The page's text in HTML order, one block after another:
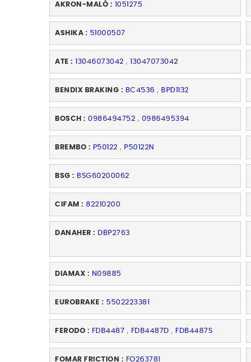
AKRON-MALÒ : 1051275
ASHIKA : 51000507
ATE : 13046073042 , 13047073042
BENDIX BRAKING : BC4536 , BPD1132
BOSCH : 0986494752 , 0986495394
BREMBO : P50122 , P50122N
BSG : BSG60200062
CIFAM : 82210200
DANAHER : DBP2763
DIAMAX : N09885
EUROBRAKE : 5502223381
FERODO : FDB4487 , FDB4487D , FDB4487S
FOMAR FRICTION : FO263781